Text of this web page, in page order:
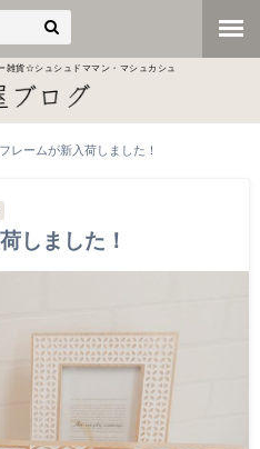
雑貨☆シュシュドママン・マシュカシュ
レームが新入荷しました！
しました！